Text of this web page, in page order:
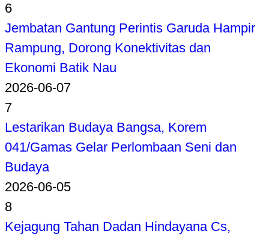
6
Jembatan Gantung Perintis Garuda Hampir
Rampung, Dorong Konektivitas dan
Ekonomi Batik Nau
2026-06-07
7
Lestarikan Budaya Bangsa, Korem
041/Gamas Gelar Perlombaan Seni dan
Budaya
2026-06-05
8
Kejagung Tahan Dadan Hindayana Cs,